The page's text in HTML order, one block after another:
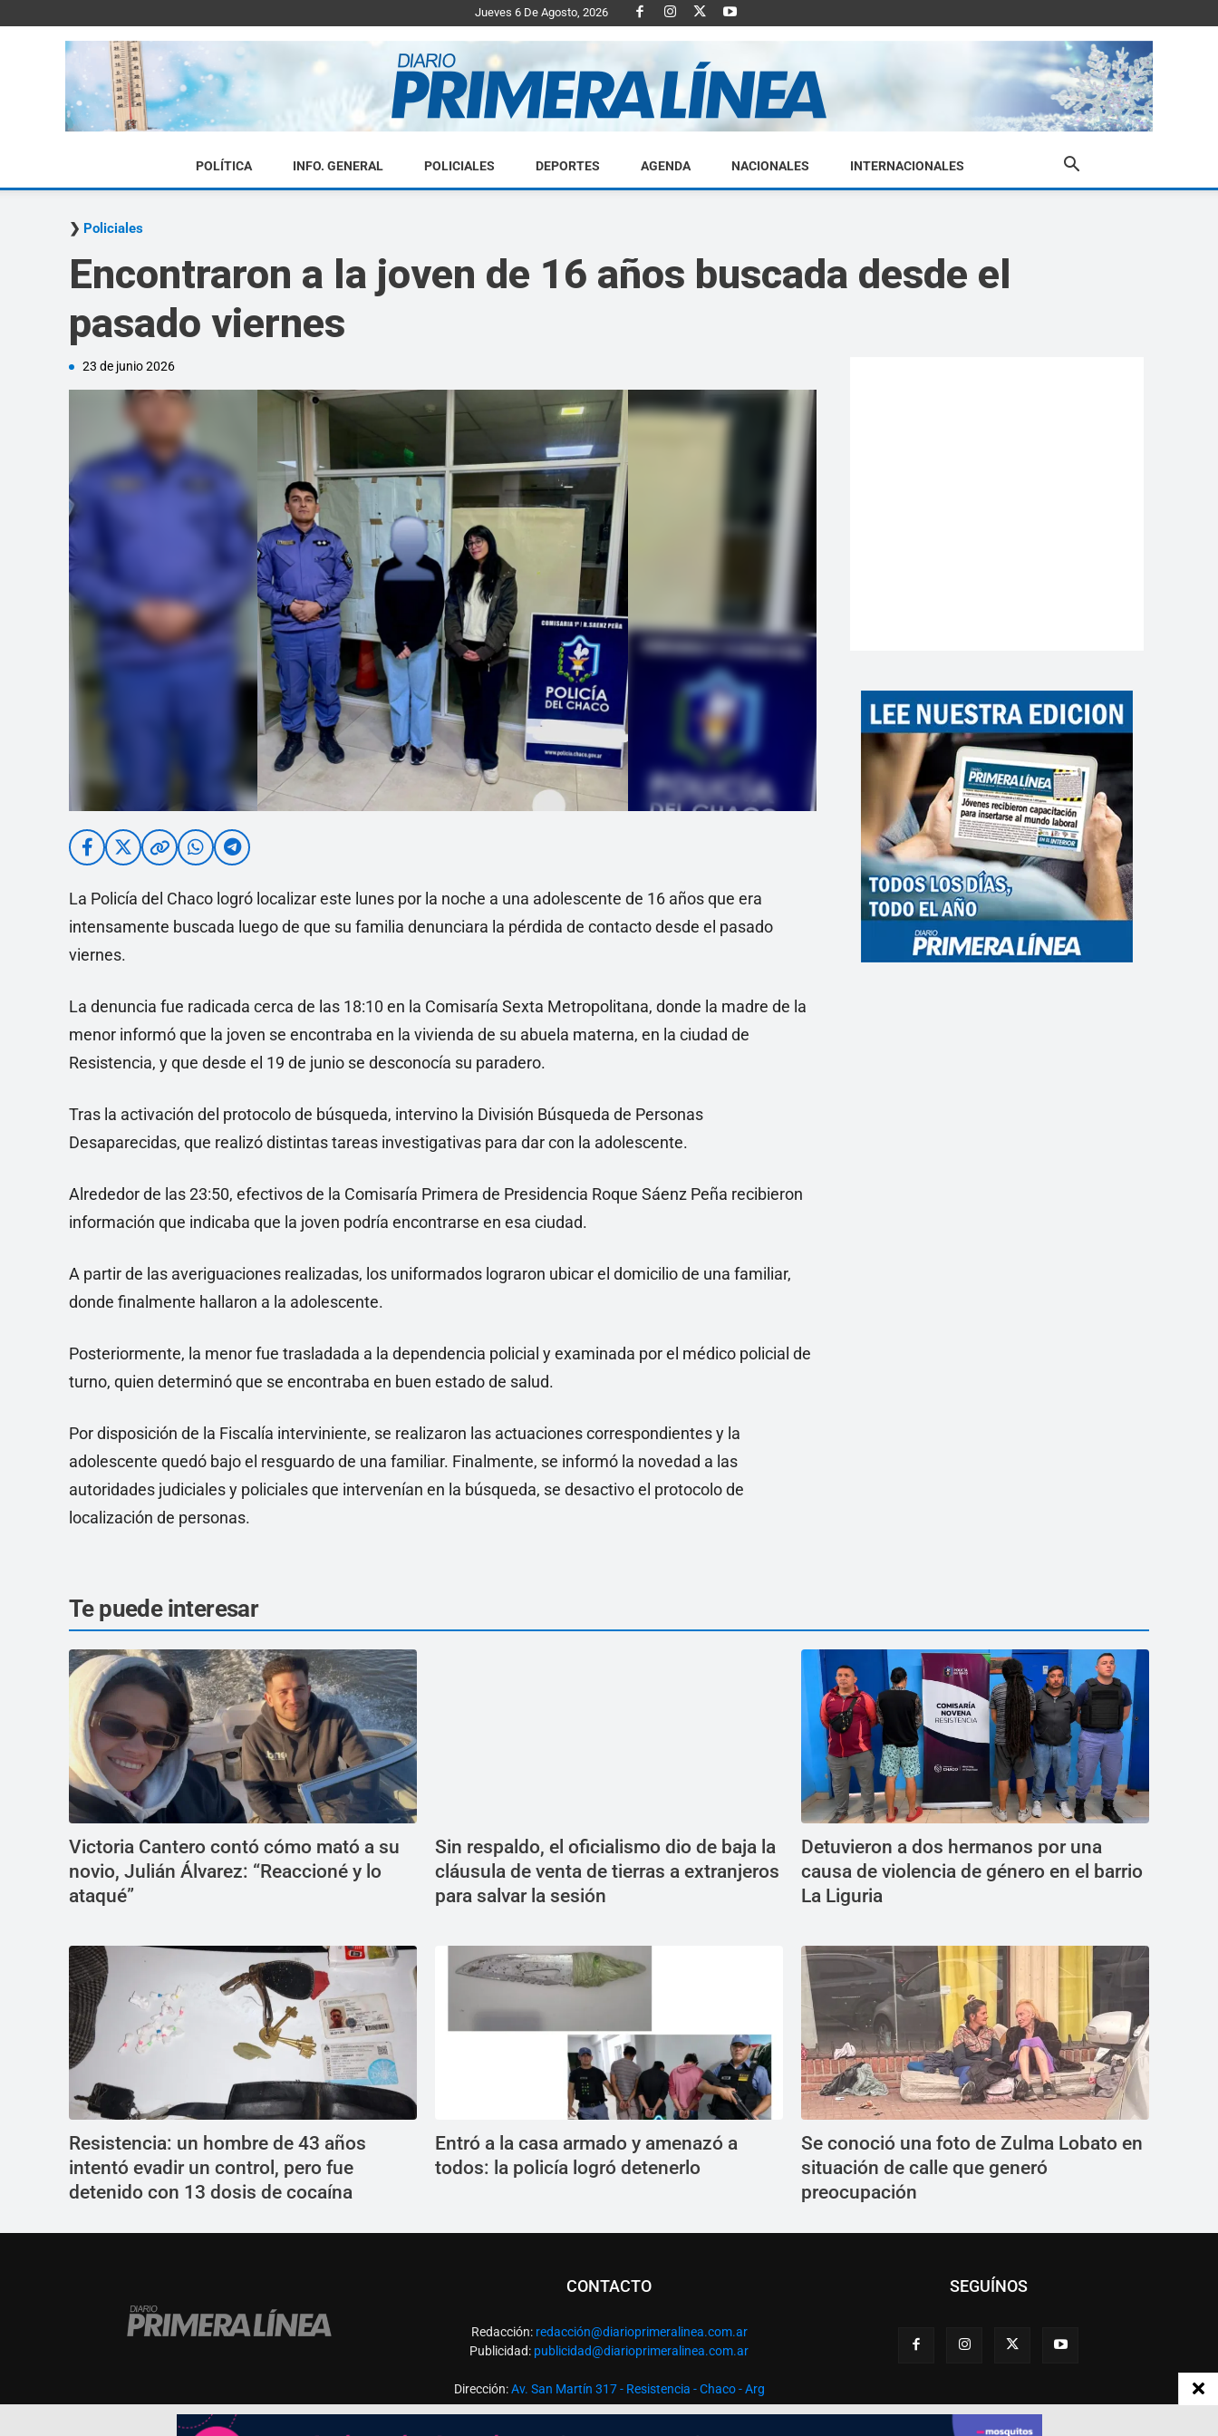
Jueves 6 De Agosto, 2026
Diario
Linea
POLÍTICA INFO. GENERAL POLICIALES DEPORTES AGENDA NACIONALES INTERNACIONALES
Policiales
Encontraron a la joven de 16 años buscada desde el
pasado viernes
23 de junio 2026
La Policía del Chaco logró localizar este lunes por la noche a una adolescente de 16 años que era
intensamente buscada luego de que su familia denunciara la pérdida de contacto desde el pasado
viernes.
La denuncia fue radicada cerca de las 18:10 en la Comisaría Sexta Metropolitana, donde la madre de la
menor informó que la joven se encontraba en la vivienda de su abuela materna, en la ciudad de
Resistencia, y que desde el 19 de junio se desconocía su paradero.
Tras la activación del protocolo de búsqueda, intervino la División Búsqueda de Personas
Desaparecidas, que realizó distintas tareas investigativas para dar con la adolescente.
Alrededor de las 23:50, efectivos de la Comisaría Primera de Presidencia Roque Sáenz Peña recibieron
información que indicaba que la joven podría encontrarse en esa ciudad.
A partir de las averiguaciones realizadas, los uniformados lograron ubicar el domicilio de una familiar,
donde finalmente hallaron a la adolescente.
Posteriormente, la menor fue trasladada a la dependencia policial y examinada por el médico policial de
turno, quien determinó que se encontraba en buen estado de salud.
Por disposición de la Fiscalía interviniente, se realizaron las actuaciones correspondientes y la
adolescente quedó bajo el resguardo de una familiar. Finalmente, se informó la novedad a las
autoridades judiciales y policiales que intervenían en la búsqueda, se desactivo el protocolo de
localización de personas.
Te puede interesar
Victoria Cantero contó cómo mató a su
novio, Julián Álvarez: “Reaccioné y lo
ataqué”
Sin respaldo, el oficialismo dio de baja la
cláusula de venta de tierras a extranjeros
para salvar la sesión
Detuvieron a dos hermanos por una
causa de violencia de género en el barrio
La Liguria
Resistencia: un hombre de 43 años
intentó evadir un control, pero fue
detenido con 13 dosis de cocaína
Entró a la casa armado y amenazó a
todos: la policía logró detenerlo
Se conoció una foto de Zulma Lobato en
situación de calle que generó
preocupación
CONTACTO
Redacción: redacción@diarioprimeralinea.com.ar
Publicidad: publicidad@diarioprimeralinea.com.ar
Dirección:Av. San Martín 317 - Resistencia - Chaco - Arg
SEGUÍNOS